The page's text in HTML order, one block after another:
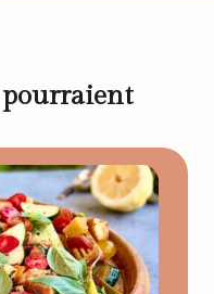
pourraient